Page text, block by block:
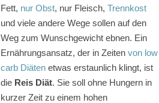
Fett, nur Obst, nur Fleisch, Trennkost
und viele andere Wege sollen auf den
Weg zum Wunschgewicht ebnen. Ein
Ernährungsansatz, der in Zeiten von low
carb Diäten etwas erstaunlich klingt, ist
die Reis Diät. Sie soll ohne Hungern in
kurzer Zeit zu einem hohen